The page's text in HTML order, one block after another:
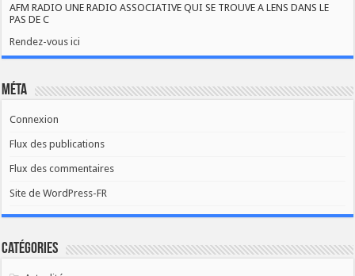
AFM RADIO UNE RADIO ASSOCIATIVE QUI SE TROUVE A LENS DANS LE
PAS DE C
Rendez-vous ici
Méta
Connexion
Flux des publications
Flux des commentaires
Site de WordPress-FR
Catégories